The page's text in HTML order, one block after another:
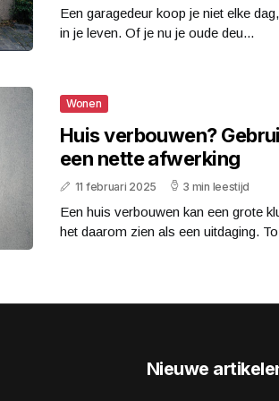
Een garagedeur koop je niet elke
in je leven. Of je nu je oude deu...
Wonen
Huis verbouwen?
een nette afwerking
11 februari 2025 3 min leestijd
Een huis verbouwen kan een grote
het daarom zien als een uitdaging.
Nieuwe